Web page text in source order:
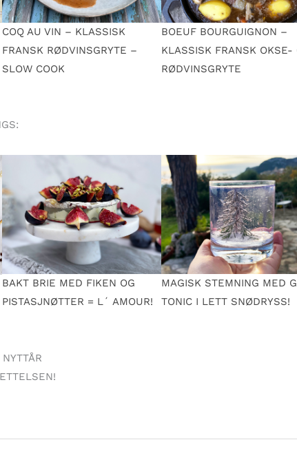
COQ AU VIN – KLASSISK
FRANSK RØDVINSGRYTE –
SLOW COOK
BOEUF BOURGUIGNON –
KLASSISK FRANSK OKSE-
RØDVINSGRYTE
BAKT BRIE MED FIKEN OG
PISTASJNØTTER = L´ AMOUR!
MAGISK STEMNING MED
TONIC I LETT SNØDRYSS!